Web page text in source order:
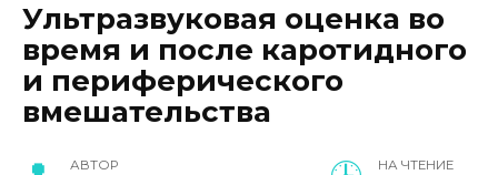
Ультразвуковая оценка во
время и после каротидного
и периферического
вмешательства
АВТОР НА ЧТЕНИЕ